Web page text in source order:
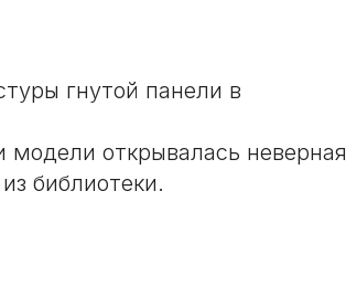
гнутой панели в
открывалась неверная
библиотеки.